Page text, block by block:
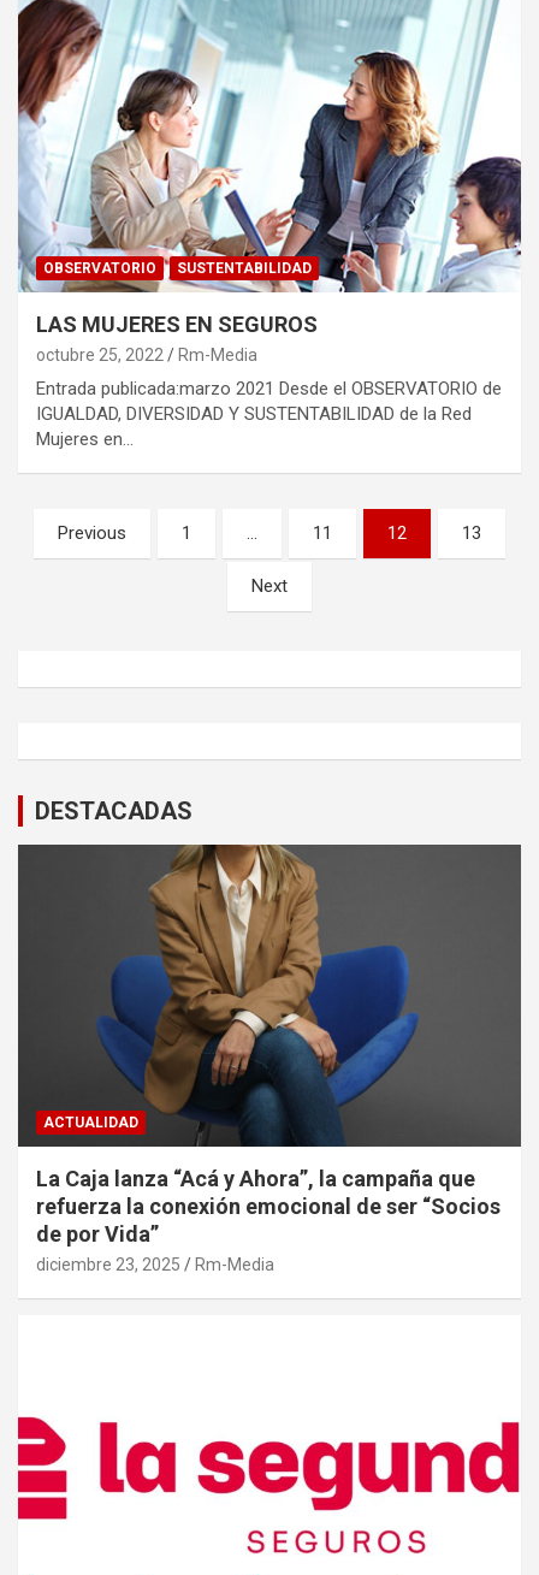
OBSERVATORIO SUSTENTABILIDAD
LAS MUJERES EN SEGUROS
octubre 25, 2022 Rm-Media
Entrada publicada:marzo 2021 Desde el OBSERVATORIO de
IGUALDAD, DIVERSIDAD Y SUSTENTABILIDAD de la Red
Mujeres en…
Navegación
de
Previous 1 … 11 12 13
Next
DESTACADAS
ACTUALIDAD
La Caja lanza “Acá y Ahora”, la campaña que
refuerza la conexión emocional de ser “Socios
de por Vida”
diciembre 23, 2025 Rm-Media